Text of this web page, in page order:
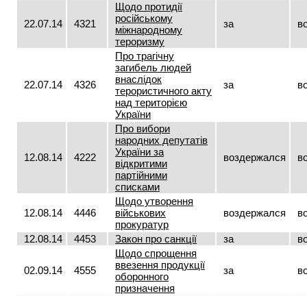
22.07.14 4321
Щодо протидії
російському
міжнародному
тероризму
за
22.07.14 4326
Про трагічну
загибель людей
внаслідок
терористичного акту
над територією
України
за
12.08.14 4222
Про вибори
народних депутатів
України за
відкритими
партійними
списками
воздержался
12.08.14 4446
Щодо утворення
військових
прокуратур
воздержался
12.08.14 4453 Закон про санкції за
02.09.14 4555
Щодо спрощення
ввезення продукції
оборонного
призначення
за